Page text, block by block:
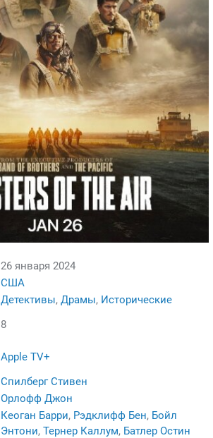
26 января 2024
США
Детективы, Драмы, Исторические
8
Apple TV+
Спилберг Стивен
Орлофф Джон
Кеоган Барри, Рэдклифф Бен, Бойл
Энтони, Тернер Каллум, Батлер Остин